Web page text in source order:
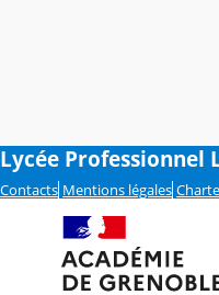
Lycée Professionnel
Contacts Mentions légales